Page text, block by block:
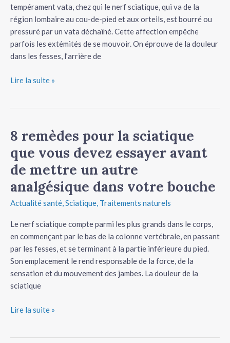
tempérament vata, chez qui le nerf sciatique, qui va de la
région lombaire au cou-de-pied et aux orteils, est bourré ou
pressuré par un vata déchaîné. Cette affection empêche
parfois les extémités de se mouvoir. On éprouve de la douleur
dans les fesses, l’arrière de
l’Ayurvéda
?
Lire la suite »
8 remèdes pour la sciatique
que vous devez essayer avant
de mettre un autre
analgésique dans votre bouche
Actualité santé,Sciatique, Traitements naturels
Le nerf sciatique compte parmi les plus grands dans le corps,
en commençant par le bas de la colonne vertébrale, en passant
par les fesses, et se terminant à la partie inférieure du pied.
Son emplacement le rend responsable de la force, de la
sensation et du mouvement des jambes. La douleur de la
sciatique
8
pour
la
sciatique
que
vous
devez
avant
de
mettre
analgésique
Lire la suite »